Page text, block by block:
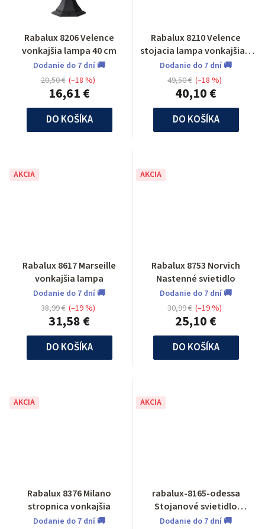
Rabalux 8206 Velence
vonkajšia lampa 40 cm
Dodanie do 7 dní 🚚
16,61 €
20,50 € (–18 %)
DO KOŠÍKA
Rabalux 8210 Velence
stojacia lampa vonkajšia 1
m
Dodanie do 7 dní 🚚
40,10 €
49,50 € (–18 %)
DO KOŠÍKA
AKCIA
Rabalux 8617 Marseille
vonkajšia lampa
Dodanie do 7 dní 🚚
31,58 €
38,99 € (–19 %)
DO KOŠÍKA
AKCIA
Rabalux 8753 Norvich
Nastenné svietidlo
Dodanie do 7 dní 🚚
25,10 €
30,99 € (–19 %)
DO KOŠÍKA
AKCIA
Rabalux 8376 Milano
stropnica vonkajšia
Dodanie do 7 dní 🚚
AKCIA
rabalux-8165-odessa
Stojanové svietidlo
vonkajšie
Dodanie do 7 dní 🚚